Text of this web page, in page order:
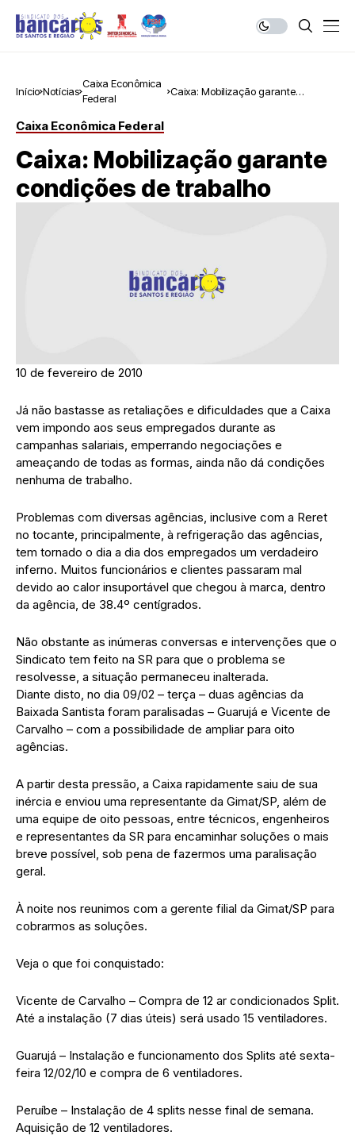
Início Notícias
Caixa Econômica
Federal
Caixa: Mobilização garante
Caixa Econômica Federal
Caixa: Mobilização garante
condições de trabalho
10 de fevereiro de 2010
Já não bastasse as retaliações e dificuldades que a Caixa
vem impondo aos seus empregados durante as
campanhas salariais, emperrando negociações e
ameaçando de todas as formas, ainda não dá condições
nenhuma de trabalho.
Problemas com diversas agências, inclusive com a Reret
no tocante, principalmente, à refrigeração das agências,
tem tornado o dia a dia dos empregados um verdadeiro
inferno. Muitos funcionários e clientes passaram mal
devido ao calor insuportável que chegou à marca, dentro
da agência, de 38.4º centígrados.
Não obstante as inúmeras conversas e intervenções que o
Sindicato tem feito na SR para que o problema se
resolvesse, a situação permaneceu inalterada.
Diante disto, no dia 09/02 – terça – duas agências da
Baixada Santista foram paralisadas – Guarujá e Vicente de
Carvalho – com a possibilidade de ampliar para oito
agências.
A partir desta pressão, a Caixa rapidamente saiu de sua
inércia e enviou uma representante da Gimat/SP, além de
uma equipe de oito pessoas, entre técnicos, engenheiros
e representantes da SR para encaminhar soluções o mais
breve possível, sob pena de fazermos uma paralisação
geral.
À noite nos reunimos com a gerente filial da Gimat/SP para
cobrarmos as soluções.
Veja o que foi conquistado:
Vicente de Carvalho – Compra de 12 ar condicionados Split.
Até a instalação (7 dias úteis) será usado 15 ventiladores.
Guarujá – Instalação e funcionamento dos Splits até sexta-
feira 12/02/10 e compra de 6 ventiladores.
Peruíbe – Instalação de 4 splits nesse final de semana.
Aquisição de 12 ventiladores.